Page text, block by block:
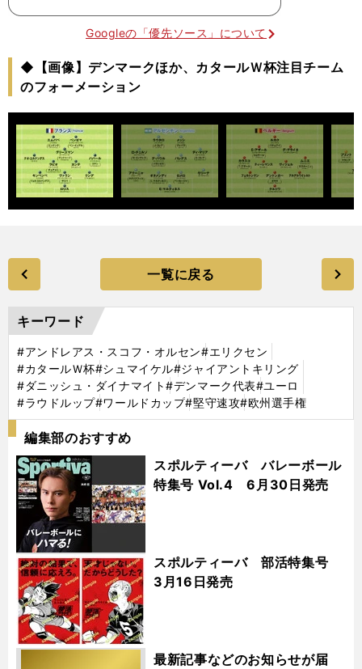
Googleの「優先ソース」について
◆【画像】デンマークほか、カタールＷ杯注目チーム
のフォーメーション
一覧に戻る
キーワード
#アンドレアス・スコフ・オルセン#エリクセン
#カタールＷ杯#シュマイケル#ジャイアントキリング
#ダニッシュ・ダイナマイト#デンマーク代表#ユーロ
#ラウドルップ#ワールドカップ#堅守速攻#欧州選手権
編集部のおすすめ
スポルティーバ バレーボール
特集号 Vol.4 6月30日発売
スポルティーバ 部活特集号
3月16日発売
最新記事などのお知らせが届